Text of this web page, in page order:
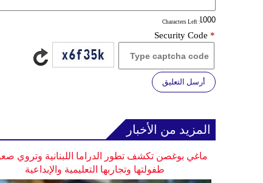
: Characters Left
Security Code *
أرسل التعليق
المزيد من الأخبار
ماغي بوغصن تكشف تطور الدراما اللبنانية وتروي
طفولتها وتجاربها التعليمية والإبداعية